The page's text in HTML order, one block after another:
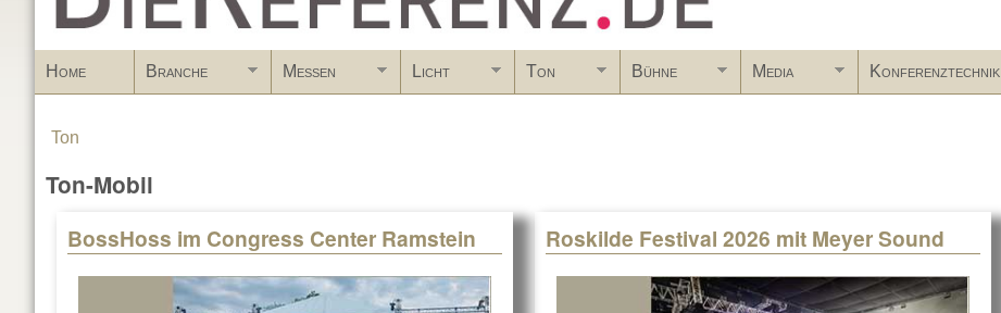
Home Branche Messen Licht Ton Bühne Media Konferenztechnik
You are here
Ton
Ton-Mobil
BossHoss im Congress Center Ramstein Roskilde Festival 2026 mit Meyer Sound
Pages